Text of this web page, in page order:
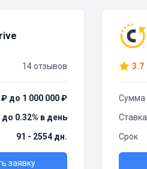
14 отзывов
₽ до 1 000 000 ₽
до 0.32% в день
91 - 2554 дн.
заявку
3.7
Сумма
Ставка
Срок